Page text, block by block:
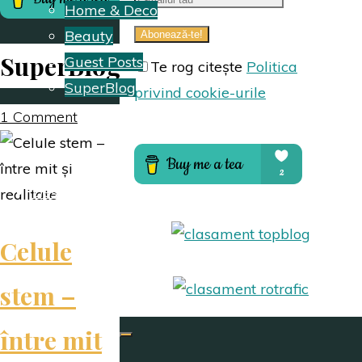
Home & Deco
Beauty
Guest Posts
SuperBlog
Despre mine
SuperBlog
1 Comment
Celule
stem –
între mit
Te rog citește Politica
privind cookie-urile